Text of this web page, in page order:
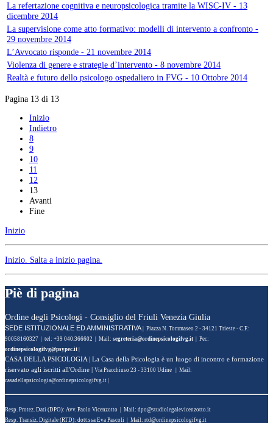
La refertazione cognitiva e neuropsicologica tramite la WISC-IV - 13
dicembre 2014
La supervisione come atto formativo: modelli di intervento a confronto -
29 novembre 2014
L’Avvocato risponde - 21 novembre 2014
Violenza di genere e strategie d’intervento - 8 novembre 2014
Realtà e futuro dello psicologo ospedaliero in FVG - 10 Ottobre 2014
Pagina 13 di 13
Inizio
Indietro
8
9
10
11
12
13
Avanti
Fine
Inizio
Inizio . Salta a inizio pagina.
Piè di pagina
Ordine degli Psicologi - Consiglio del Friuli Venezia Giulia
SEDE ISTITUZIONALE ED AMMINISTRATIVA
| Piazza N. Tommaseo 2 - 34121 Trieste - C.F.:
90058160327 | tel: +39 040.366602 | Mail:
| Pec:
CASA DELLA PSICOLOGIA| La Casa della Psicologia è un luogo di incontro e formazione
riservato agli iscritti all'Ordine |
Via Pracchiuso 23 - 33100 Udine | Mail:
Resp. Protez. Dati (DPO): Avv. Paolo Vicenzotto | Mail:
Resp. Transiz. Digitale (RTD): dott.ssa Eva Pascoli | Mail: